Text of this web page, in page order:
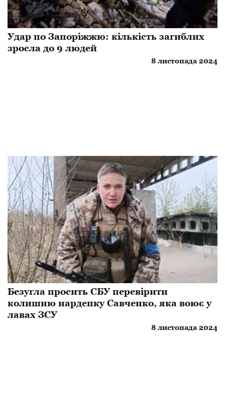
Удар по Запоріжжю: кількість загиблих
зросла до 9 людей
8 листопада 2024
Безугла просить СБУ перевірити
колишню нардепку Савченко, яка воює у
лавах ЗСУ
8 листопада 2024